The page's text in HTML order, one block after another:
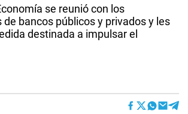
se reunió con los
bancos públicos y privados y les
destinada a impulsar el